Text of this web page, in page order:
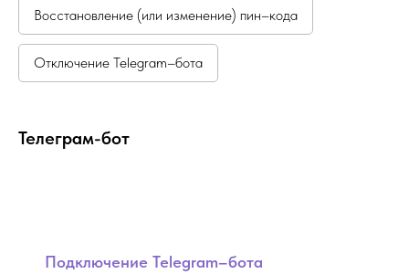
Восстановление (или изменение) пин–кода
Отключение Telegram–бота
Телеграм-бот
Подключение Telegram–бота